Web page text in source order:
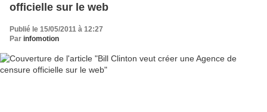
officielle sur le web
Publié le 15/05/2011 à 12:27
Par infomotion